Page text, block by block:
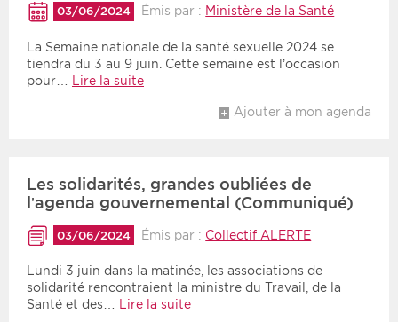
Communiqués des 10
derniers jours
Recherche par mots clés
Communiqués
Protection sociale
Sanitaire
Médico-social
Choisir une zone
Période Tri
03/06/2024 Émis par : Ministère de la Santé
La Semaine nationale de la santé sexuelle 2024 se
tiendra du 3 au 9 juin. Cette semaine est l’occasion
pour…
Lire la suite
Ajouter à mon agenda
Les solidarités, grandes oubliées de
l’agenda gouvernemental (Communiqué)
03/06/2024 Émis par : Collectif ALERTE
Lundi 3 juin dans la matinée, les associations de
solidarité rencontraient la ministre du Travail, de la
Santé et des…
Lire la suite